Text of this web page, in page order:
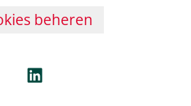
beheren